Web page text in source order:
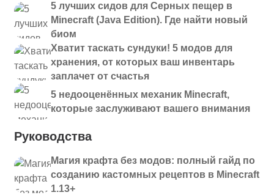
5 лучших сидов для Серных пещер в
Minecraft (Java Edition). Где найти новый
биом
Хватит таскать сундуки! 5 модов для
хранения, от которых ваш инвентарь
заплачет от счастья
5 недооценённых механик Minecraft,
которые заслуживают вашего внимания
Руководства
Магия крафта без модов: полный гайд по
созданию кастомных рецептов в Minecraft
1.13+